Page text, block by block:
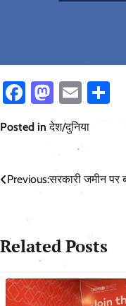
Facebook
Email
Posted inदेश/दुनिया
Post
Previous:सरकारी जमीन पर
Related Posts